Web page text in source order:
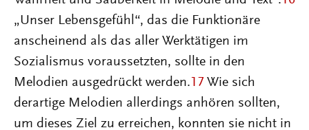
„Unser Lebensgefühl“, das die Funktionäre
anscheinend als das aller Werktätigen im
Sozialismus voraussetzten, sollte in den
Melodien ausgedrückt werden. 17 Wie sich
derartige Melodien allerdings anhören sollten,
um dieses Ziel zu erreichen, konnten sie nicht in